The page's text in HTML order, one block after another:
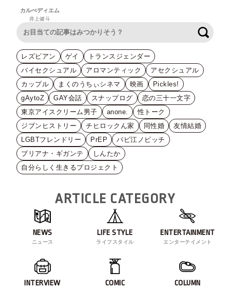
カルぺディエム
井上健斗
レズビアン ゲイ
トランスジェンダー
バイセクシュアル
アロマンティック
アセクシュアル
カップル
まくのうちぃシネマ 映画
Pickles!
gAytoZ
GAY会話 スナップログ
恋の三十一文字
東京アイスクリーム男子
anone.
性トーク
ジブンヒストリー
チヒロックん家 同性婚
友情結婚
LGBTフレンドリー
PrEP
バビ江ノビッチ
ブリアナ・ギガンテ
しんたか
自分らしく生きるプロジェクト
ARTICLE CATEGORY
NEWS
ニュース
LIFE STYLE
ライフスタイル
ENTERTAINMENT
エンターテイメント
INTERVIEW COMIC COLUMN